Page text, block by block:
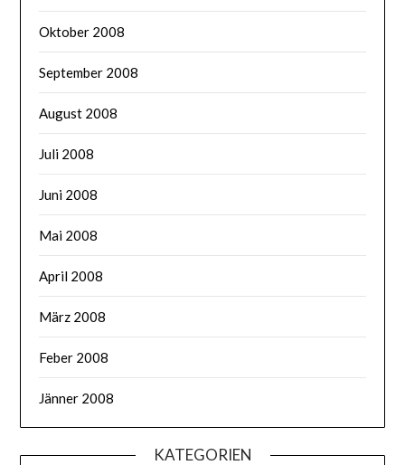
Oktober 2008
September 2008
August 2008
Juli 2008
Juni 2008
Mai 2008
April 2008
März 2008
Feber 2008
Jänner 2008
KATEGORIEN